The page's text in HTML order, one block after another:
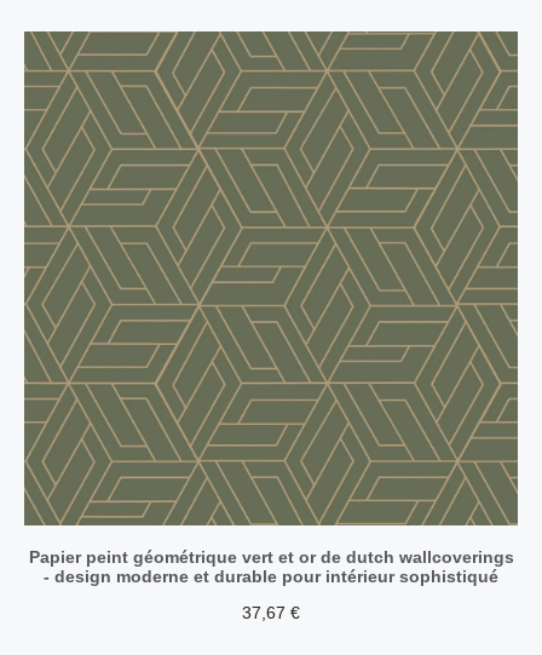
Papier peint géométrique vert et or de dutch wallcoverings
- design moderne et durable pour intérieur sophistiqué
37,67 €